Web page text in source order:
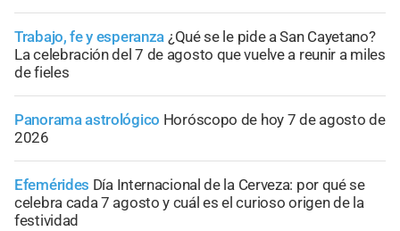
Trabajo, fe y esperanza ¿Qué se le pide a San Cayetano?
La celebración del 7 de agosto que vuelve a reunir a miles
de fieles
Panorama astrológico Horóscopo de hoy 7 de agosto de
2026
Efemérides Día Internacional de la Cerveza: por qué se
celebra cada 7 agosto y cuál es el curioso origen de la
festividad